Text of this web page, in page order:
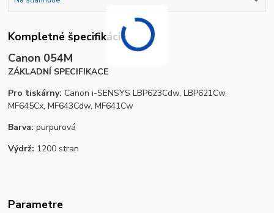
Kompletné špecifikácie
Canon 054M
ZÁKLADNÍ SPECIFIKACE
Pro tiskárny: Canon i-SENSYS LBP623Cdw, LBP621Cw,
MF645Cx, MF643Cdw, MF641Cw
Barva: purpurová
Výdrž: 1200 stran
Parametre